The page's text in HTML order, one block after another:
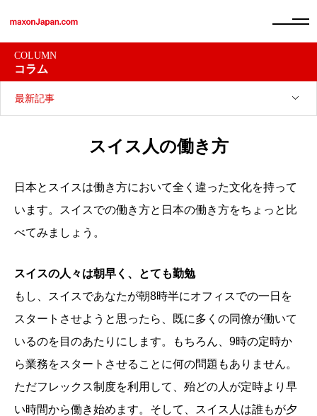
COLUMN
コラム
最新記事
スイス人の働き方
日本とスイスは働き方において全く違った文化を持って
います。スイスでの働き方と日本の働き方をちょっと比
べてみましょう。
スイスの人々は朝早く、とても勤勉
もし、スイスであなたが朝8時半にオフィスでの一日を
スタートさせようと思ったら、既に多くの同僚が働いて
いるのを目のあたりにします。もちろん、9時の定時か
ら業務をスタートさせることに何の問題もありません。
ただフレックス制度を利用して、殆どの人が定時より早
い時間から働き始めます。そして、スイス人は誰もが夕